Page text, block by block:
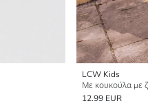
LCW Kids
12.99 EUR